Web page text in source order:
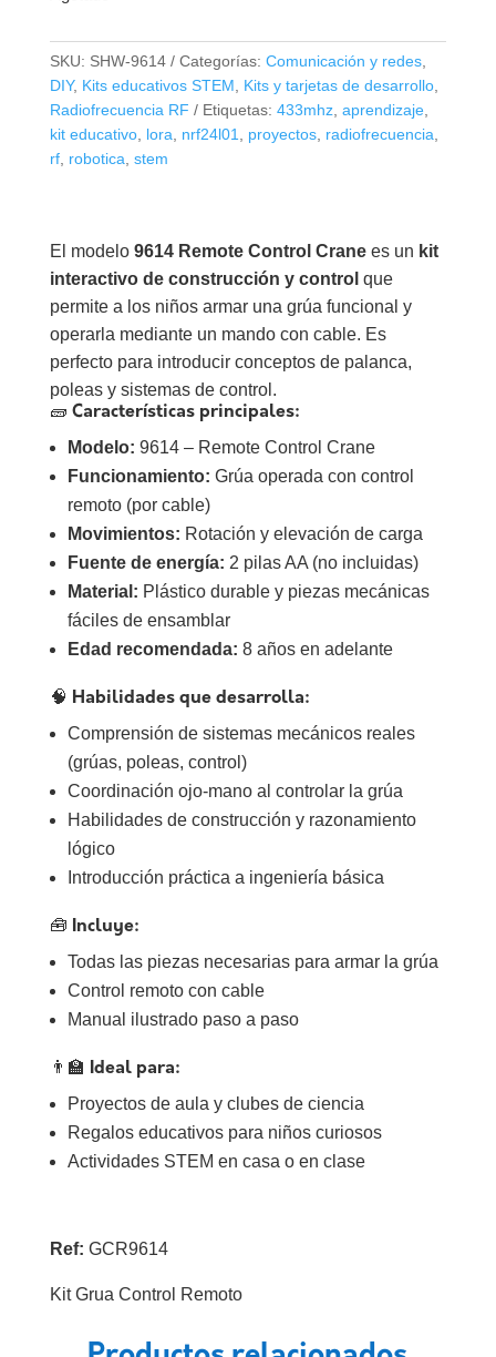
SKU: SHW-9614 Categorías: Comunicación y redes,
DIY, Kits educativos STEM Kits y tarjetas de desarrollo,
Radiofrecuencia RF
Etiquetas: 433mhz, aprendizaje,
kit educativo, lora nrf24l01 proyectos, radiofrecuencia
rf, robotica stem
El modelo 9614 Remote Control Cranees un kit
interactivo de construcción y control que
permite a los niños armar una grúa funcional y
operarla mediante un mando con cable. Es
perfecto para introducir conceptos de palanca,
poleas y sistemas de control.
🧱 Características principales:
Modelo: 9614 – Remote Control Crane
Funcionamiento: Grúa operada con control
remoto (por cable)
Movimientos: Rotación y elevación de carga
Fuente de energía: 2 pilas AA (no incluidas)
Material: Plástico durable y piezas mecánicas
fáciles de ensamblar
Edad recomendada: 8 años en adelante
🧠 Habilidades que desarrolla:
Comprensión de sistemas mecánicos reales
(grúas, poleas, control)
Coordinación ojo-mano al controlar la grúa
Habilidades de construcción y razonamiento
lógico
Introducción práctica a ingeniería básica
🧰 Incluye:
Todas las piezas necesarias para armar la grúa
Control remoto con cable
Manual ilustrado paso a paso
👨‍🏫 Ideal para:
Proyectos de aula y clubes de ciencia
Regalos educativos para niños curiosos
Actividades STEM en casa o en clase
Ref: GCR9614
Kit Grua Control Remoto